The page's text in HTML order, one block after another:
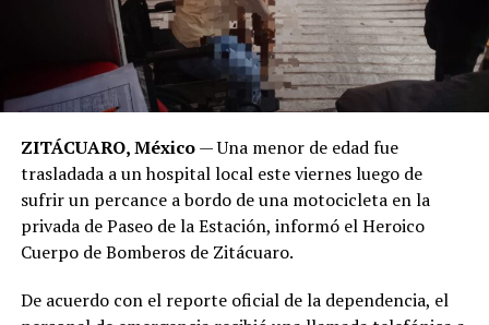
ZITÁCUARO, México— Una menor de edad fue
trasladada a un hospital local este viernes luego de
sufrir un percance a bordo de una motocicleta en la
privada de Paseo de la Estación, informó el Heroico
Cuerpo de Bomberos de Zitácuaro.
​De acuerdo con el reporte oficial de la dependencia, el